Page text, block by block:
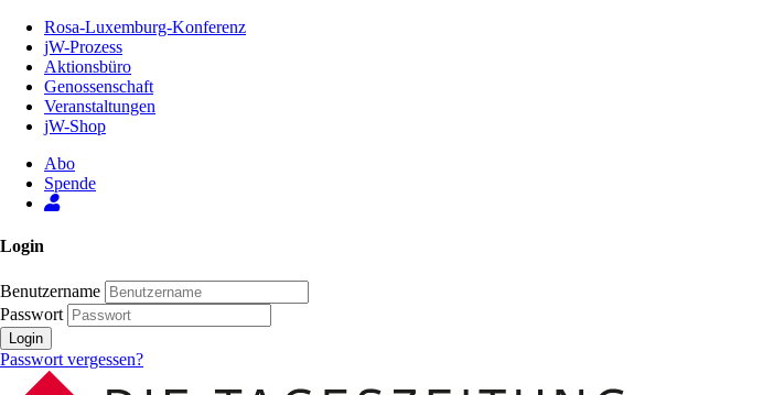
Inhalt
Seite
Rosa-Luxemburg-Konferenz
jW-Prozess
Aktionsbüro
Genossenschaft
Veranstaltungen
jW-Shop
Abo
Spende
Login
Benutzername
Passwort
Login
Passwort vergessen?